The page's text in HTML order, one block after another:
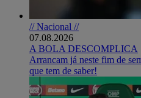
// Nacional //
07.08.2026
A BOLA DESCOMPLICA
Arrancam já neste fim de
que tem de saber!